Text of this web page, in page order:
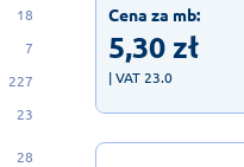
18
7
227
23
28
Cena za mb:
5,30zł
| VAT 23.0